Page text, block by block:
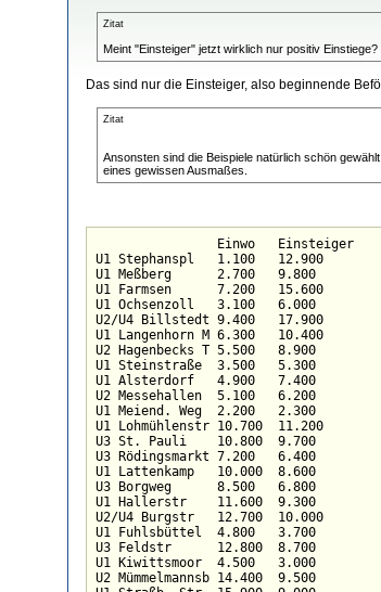
Zitat
Meint "Einsteiger" jetzt wirklich nur positiv
Das sind nur die Einsteiger, also beginnende
Zitat
Ansonsten sind die Beispiele natürlich schön
eines gewissen Ausmaßes.
U1 Stephanspl	1.100	12.900		1.172 %
U1 Meßberg	2.700	9.800		362 %
U1 Farmsen	7.200	15.600		217 %
U1 Ochsenzoll	3.100	6.000		194 %
U2/U4 Billstedt	9.400	17.900		190 %
U1 Langenhorn M	6.300	10.400		165 %
U2 Hagenbecks T	5.500	8.900		162 %
U1 Steinstraße	3.500	5.300		151 %
U1 Alsterdorf	4.900	7.400		151 %
U2 Messehallen	5.100	6.200		122 %
U1 Meiend. Weg	2.200	2.300		105 %
U1 Lohmühlenstr	10.700	11.200		105 %
U3 St. Pauli	10.800	9.700		90 %
U3 Rödingsmarkt	7.200	6.400		89 %
U1 Lattenkamp	10.000	8.600		86 %
U3 Borgweg	8.500	6.800		80 %
U1 Hallerstr	11.600	9.300		80 %
U2/U4 Burgstr	12.700	10.000		79 %
U1 Fuhlsbüttel	4.800	3.700		77 %
U3 Feldstr	12.800	8.700		68 %
U1 Kiwittsmoor	4.500	3.000		67 %
U2 Mümmelmannsb	14.400	9.500		66 %